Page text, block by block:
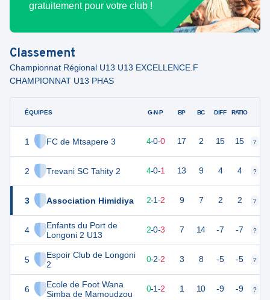
gratuitement pour votre club !
Classement
Championnat Régional U13 U13 EXCELLENCE.F
CHAMPIONNAT U13 PHAS
ÉQUIPES
1 FC de Mtsapere 3
2 Trevani SC Tahity 2
3 Association Himidiya
4
Enfants du Port de
Longoni 2 U13
5
Espoir Club de Longoni
2
6
Ecole de Foot Wana
Simba de Mamoudzou
G-N-P BP BC DIFF RATIO
12 4-0-0 17 2 15 15 ?
12 4-0-1 13 9 4 4 ?
7 5 2-1-2 9 7 2 2 ?
6 2-0-3 7 14 -7 -7 ?
1 5 0-2-2 3 8 -5 -5 ?
0 0-1-2 1 10 -9 -9 ?